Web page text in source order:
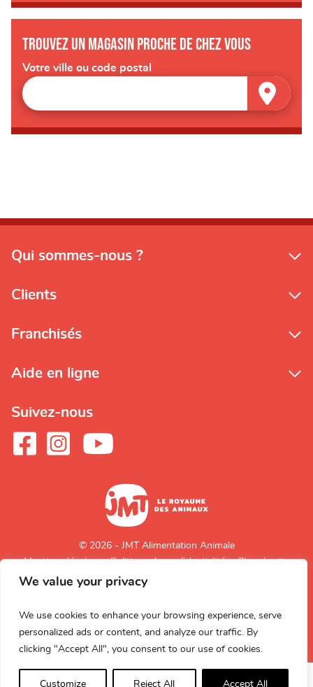
We value your privacy
We use cookies to enhance your browsing experience, serve
personalized ads or content, and analyze our traffic. By
clicking "Accept All", you consent to our use of cookies.
Customize Reject All Accept All
Trouvez un magasin proche de chez vous
Votre ville ou code postal
Qui sommes-nous ?
Clients
Franchisés
Aide en ligne
Suivez-nous
© 2026 - JMT Alimentation Animale
Mentions légales
Politique de confidentialité Plan du site